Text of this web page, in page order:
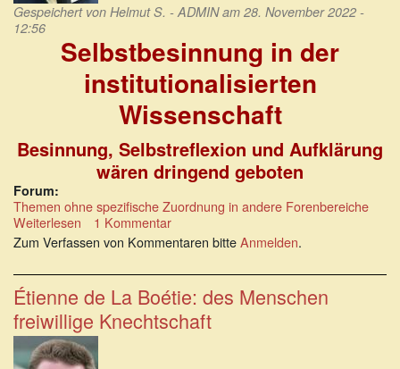
Gespeichert von Helmut S. - ADMINam 28. November 2022 -
12:56
Selbstbesinnung in der
institutionalisierten
Wissenschaft
Besinnung, Selbstreflexion und Aufklärung
wären dringend geboten
Forum:
Themen ohne spezifische Zuordnung in andere Forenbereiche
Weiterlesen über
Besinnung,
und
Aufklärung
wären
dringend
geboten
1 Kommentar
Zum Verfassen von Kommentaren bitteAnmelden.
Étienne de La Boétie: des Menschen
freiwillige Knechtschaft